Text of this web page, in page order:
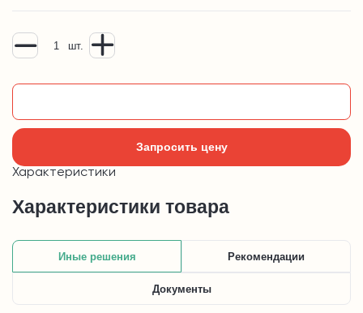
шт.
Запросить цену
Характеристики
Характеристики товара
Иные решения Рекомендации
Документы